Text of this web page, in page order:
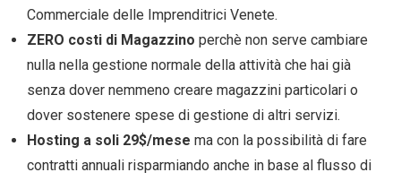
Commerciale delle Imprenditrici Venete.
ZERO costi di Magazzino perchè non serve cambiare
nulla nella gestione normale della attività che hai già
senza dover nemmeno creare magazzini particolari o
dover sostenere spese di gestione di altri servizi.
Hosting a soli 29$/mese ma con la possibilità di fare
contratti annuali risparmiando anche in base al flusso di